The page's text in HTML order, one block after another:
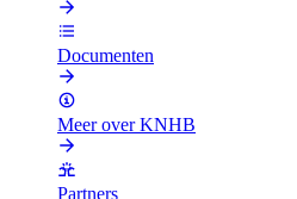
Documenten
Meer over KNHB
Partners